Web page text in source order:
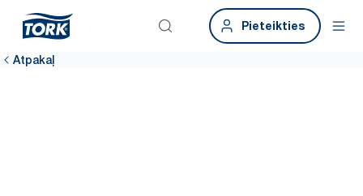
Pieteikties
Atpakaļ